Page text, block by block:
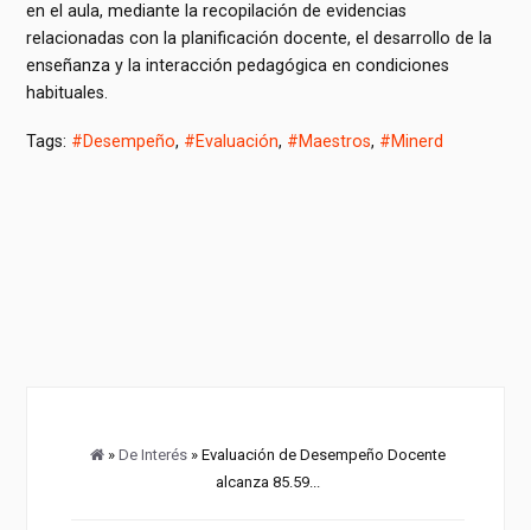
en el aula, mediante la recopilación de evidencias
relacionadas con la planificación docente, el desarrollo de la
enseñanza y la interacción pedagógica en condiciones
habituales.
Tags: #Desempeño, #Evaluación, #Maestros, #Minerd
» De Interés» Evaluación de Desempeño Docente
alcanza 85.59...